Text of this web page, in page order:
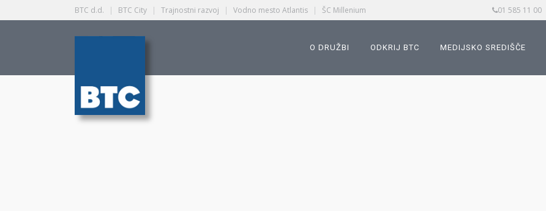
BTC d.d. | BTC City | Trajnostni razvoj | Vodno mesto Atlantis | ŠC Millenium 01 585 11 00
O DRUŽBI ODKRIJ BTC MEDIJSKO SREDIŠČE